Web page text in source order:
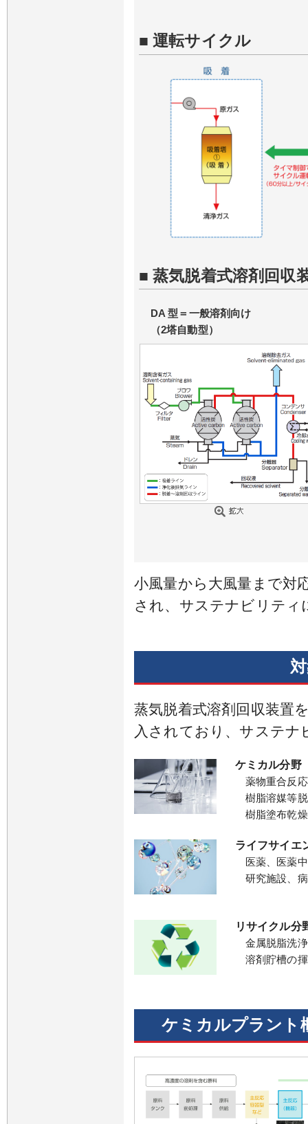
■ 運転サイクル
■ 蒸気脱着式溶剤回収
DA 型＝一般溶剤向け
（2塔自動型）
小風量から大風量まで対
され、サステナビリティ
蒸気脱着式溶剤回収装置
入されており、サステ
ケミカル分野
薬物重合反
樹脂溶媒等
樹脂塗布乾
ライフサイエ
医薬、医薬
研究施設、
リサイクル分
金属脱脂洗
溶剤貯槽の
ケミカルプラント